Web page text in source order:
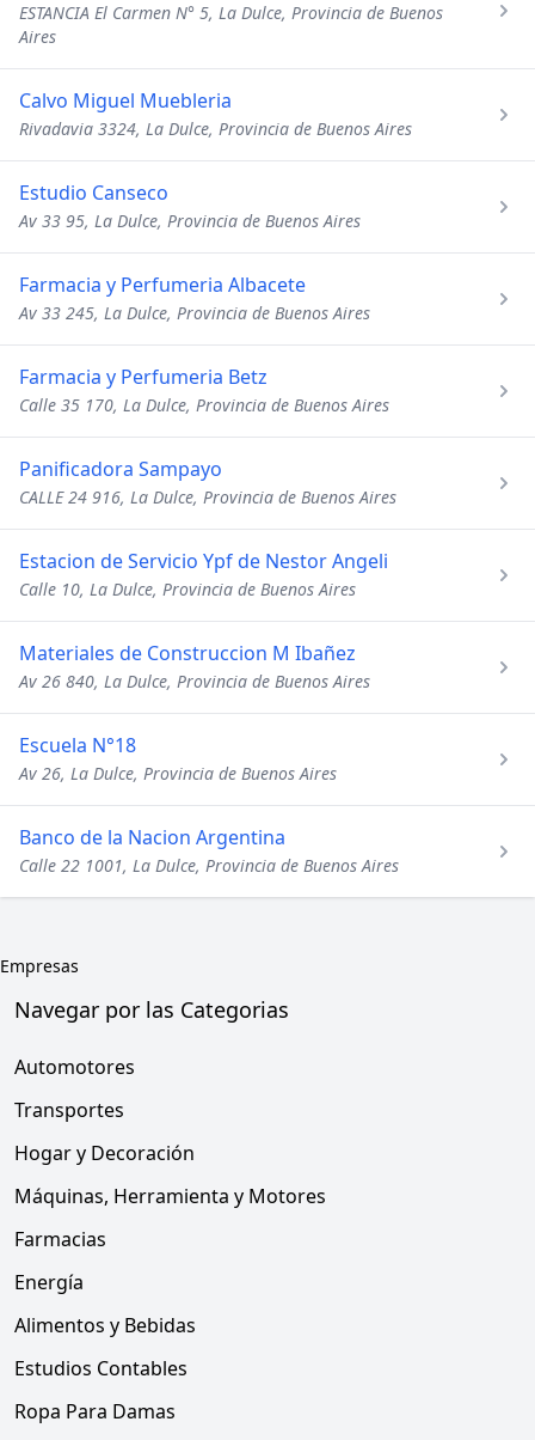
ESTANCIA El Carmen N° 5, La Dulce, Provincia de Buenos
Aires
Calvo Miguel Muebleria
Rivadavia 3324, La Dulce, Provincia de Buenos Aires
Estudio Canseco
Av 33 95, La Dulce, Provincia de Buenos Aires
Farmacia y Perfumeria Albacete
Av 33 245, La Dulce, Provincia de Buenos Aires
Farmacia y Perfumeria Betz
Calle 35 170, La Dulce, Provincia de Buenos Aires
Panificadora Sampayo
CALLE 24 916, La Dulce, Provincia de Buenos Aires
Estacion de Servicio Ypf de Nestor Angeli
Calle 10, La Dulce, Provincia de Buenos Aires
Materiales de Construccion M Ibañez
Av 26 840, La Dulce, Provincia de Buenos Aires
Escuela N°18
Av 26, La Dulce, Provincia de Buenos Aires
Banco de la Nacion Argentina
Calle 22 1001, La Dulce, Provincia de Buenos Aires
Empresas
Navegar por las Categorias
Automotores
Transportes
Hogar y Decoración
Máquinas, Herramienta y Motores
Farmacias
Energía
Alimentos y Bebidas
Estudios Contables
Ropa Para Damas